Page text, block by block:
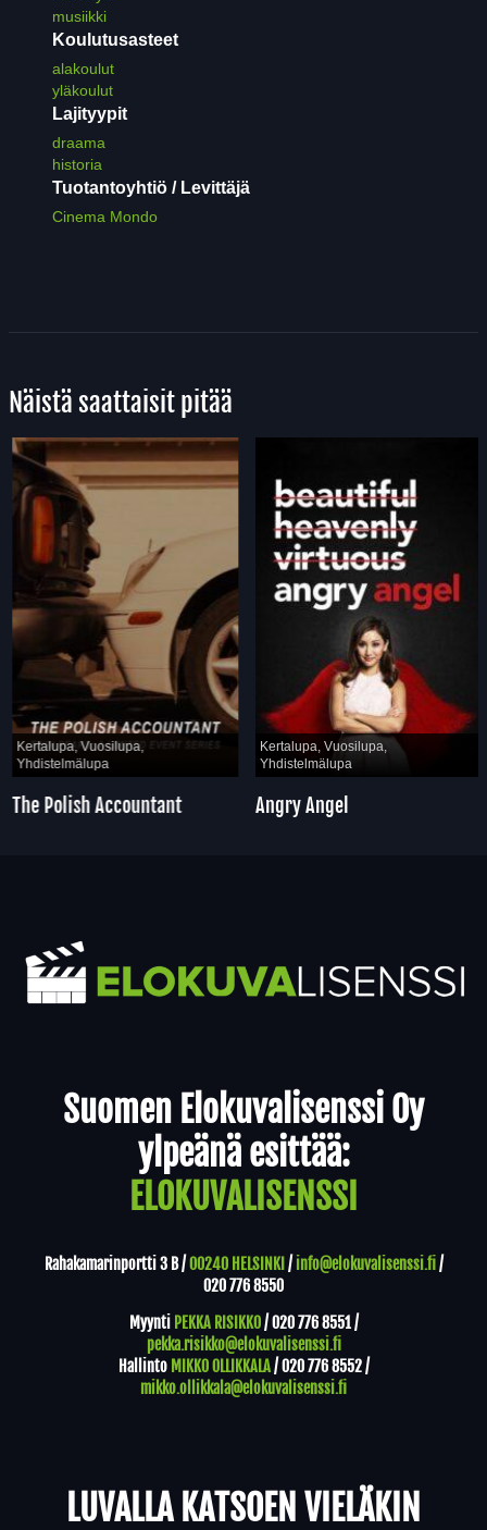
musiikki
Koulutusasteet
alakoulut
yläkoulut
Lajityypit
draama
historia
Tuotantoyhtiö / Levittäjä
Cinema Mondo
Näistä saattaisit pitää
Kertalupa, Vuosilupa,
Yhdistelmälupa
The Polish Accountant
Kertalupa, Vuosilupa,
Yhdistelmälupa
Angry Angel
Suomen Elokuvalisenssi Oy
ylpeänä esittää:
ELOKUVALISENSSI
Rahakamarinportti 3 B /00240 HELSINKI / info@elokuvalisenssi.fi/
020 776 8550
Myynti PEKKA RISIKKO/020 776 8551/
pekka.risikko@elokuvalisenssi.fi
Hallinto MIKKO OLLIKKALA/020 776 8552/
mikko.ollikkala@elokuvalisenssi.fi
LUVALLA KATSOEN VIELÄKIN